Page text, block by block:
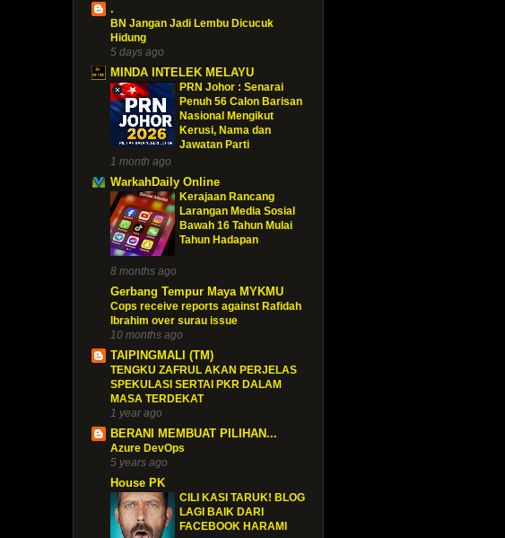
.
BN Jangan Jadi Lembu Dicucuk
Hidung
5 days ago
MINDA INTELEK MELAYU
PRN Johor : Senarai
Penuh 56 Calon Barisan
Nasional Mengikut
Kerusi, Nama dan
Jawatan Parti
1 month ago
WarkahDaily Online
Kerajaan Rancang
Larangan Media Sosial
Bawah 16 Tahun Mulai
Tahun Hadapan
8 months ago
Gerbang Tempur Maya MYKMU
Cops receive reports against Rafidah
Ibrahim over surau issue
10 months ago
TAIPINGMALI (TM)
TENGKU ZAFRUL AKAN PERJELAS
SPEKULASI SERTAI PKR DALAM
MASA TERDEKAT
1 year ago
BERANI MEMBUAT PILIHAN...
Azure DevOps
5 years ago
House PK
CILI KASI TARUK! BLOG
LAGI BAIK DARI
FACEBOOK HARAMI